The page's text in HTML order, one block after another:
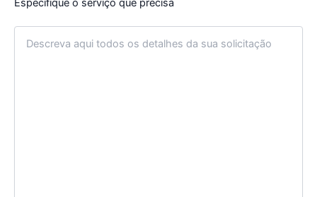
Especifique o serviço que precisa